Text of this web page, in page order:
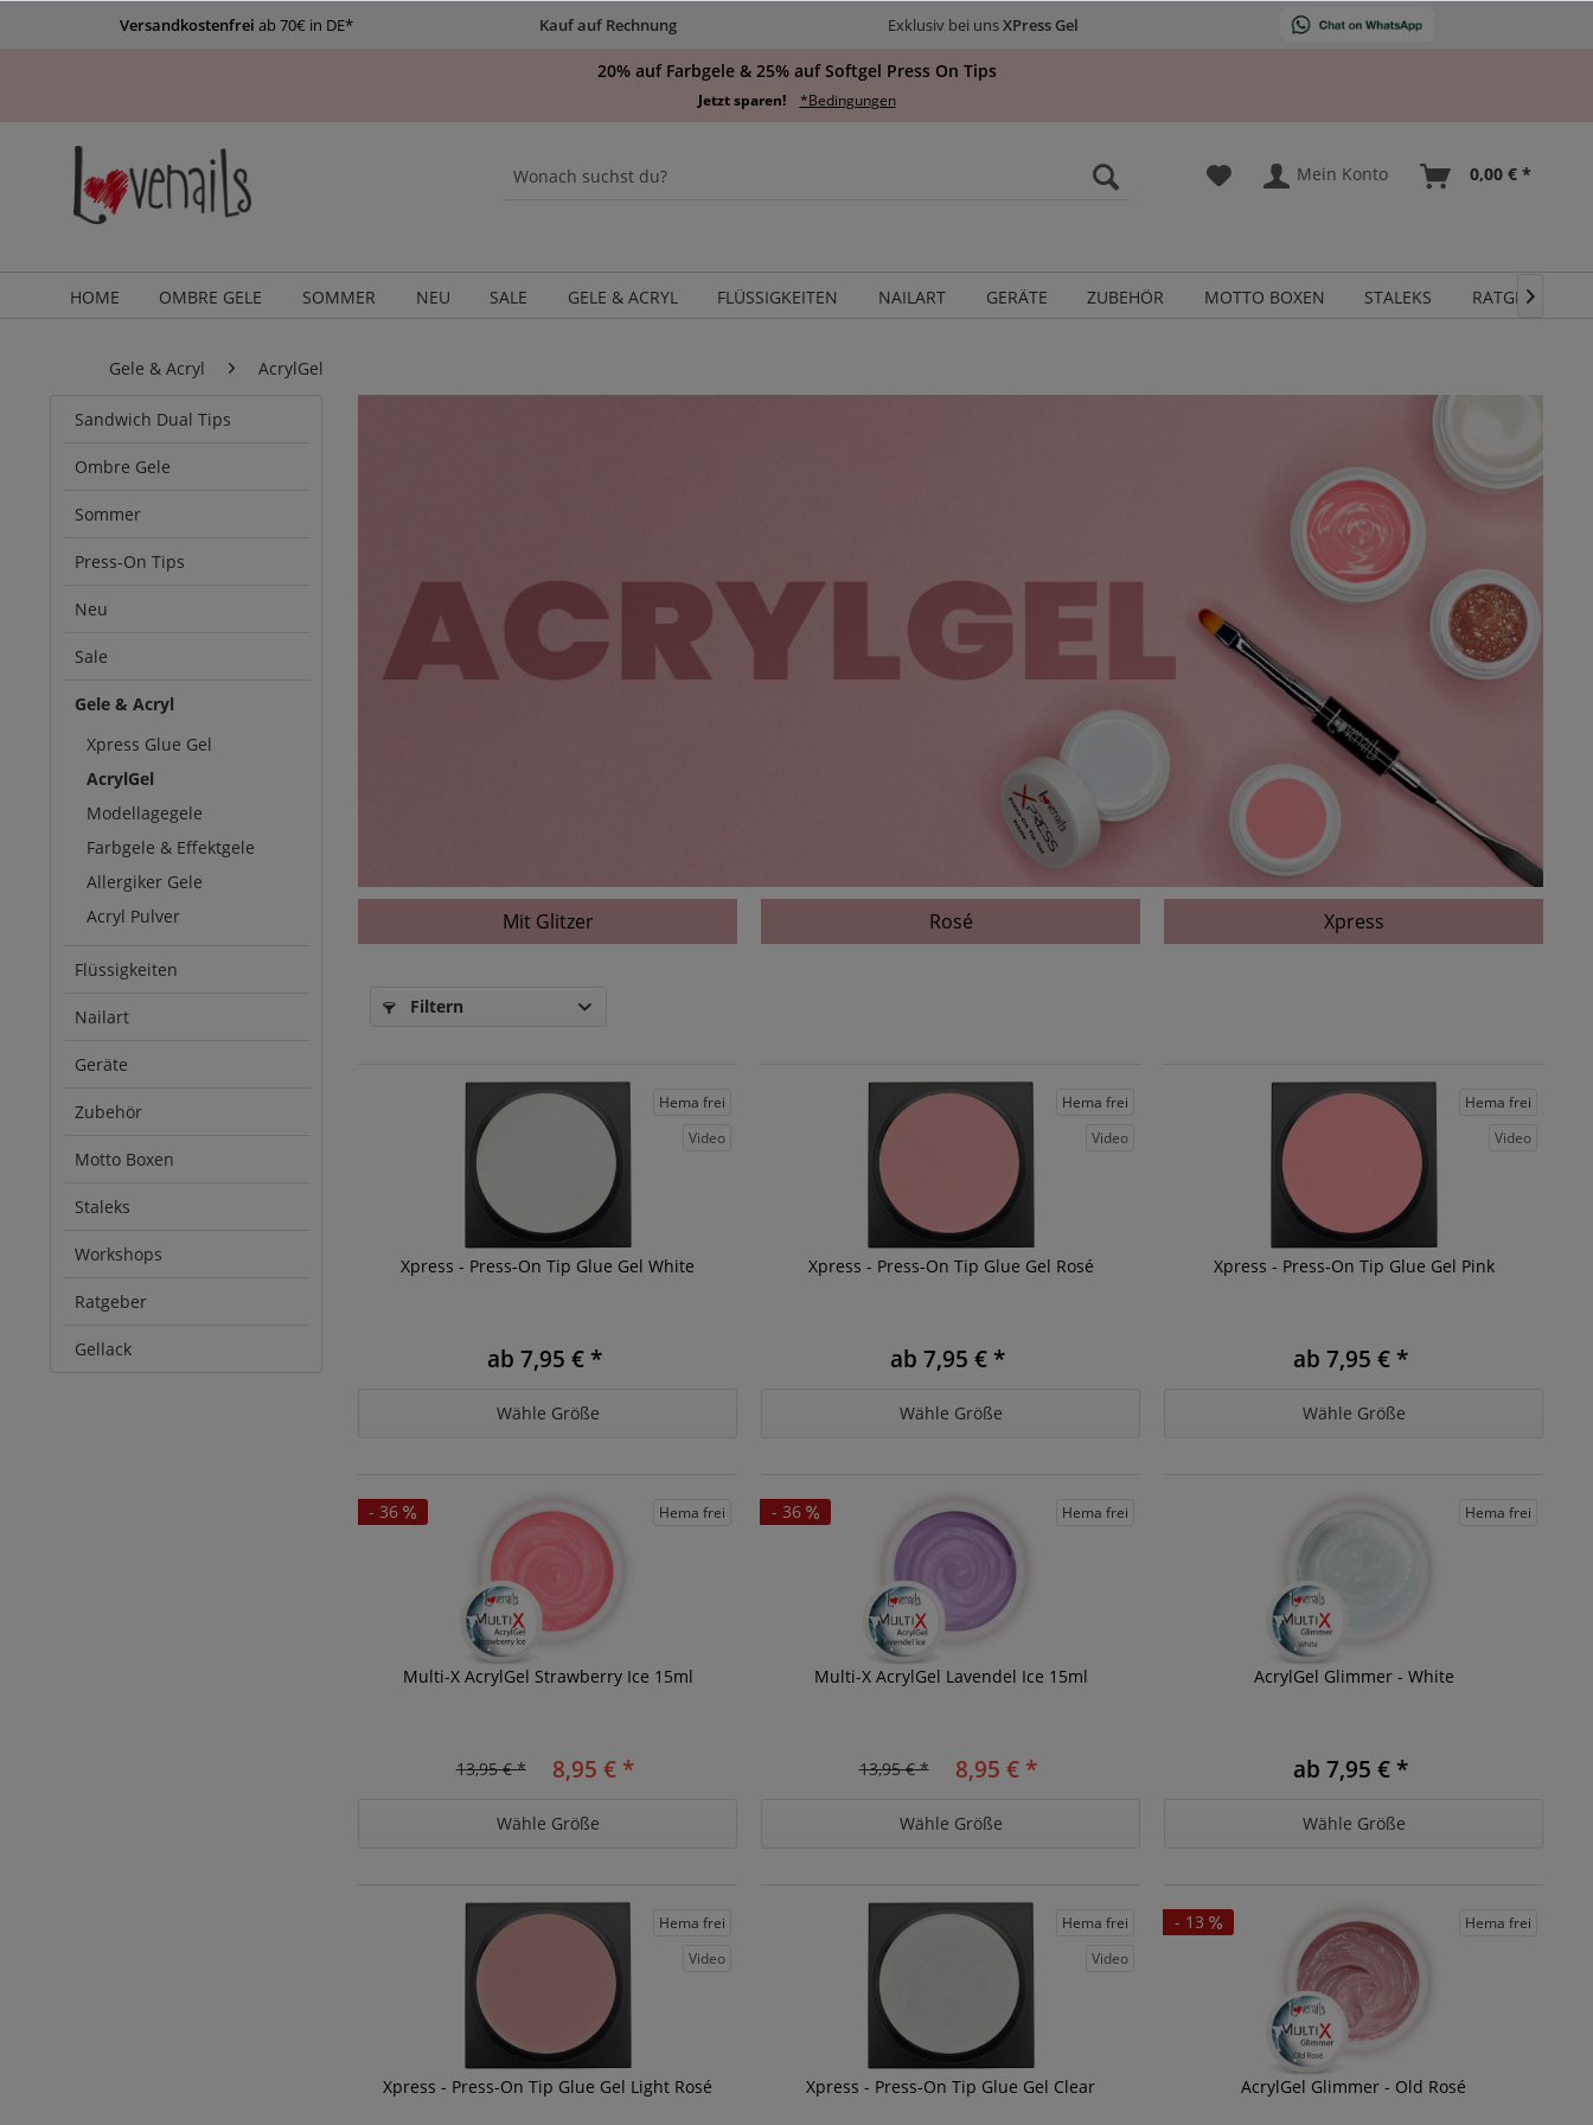
Versandkostenfrei ab 70€ in DE* Kauf auf Rechnung Exklusiv bei unsXPress Gel
20% auf Farbgele & 25% auf Softgel Press On Tips
Jetzt sparen! *Bedingungen
Mein Konto 0,00 € *
HOME OMBRE GELE SOMMER NEU SALE GELE & ACRYL FLÜSSIGKEITEN NAILART GERÄTE ZUBEHÖR MOTTO BOXEN STALEKS RATGEBER

Gele & Acryl AcrylGel
Sandwich Dual Tips
Ombre Gele
Sommer
Press-On Tips
Neu
Sale
Gele & Acryl
Xpress Glue Gel
AcrylGel
Modellagegele
Farbgele & Effektgele
Allergiker Gele
Acryl Pulver
Flüssigkeiten
Nailart
Geräte
Zubehör
Motto Boxen
Staleks
Workshops
Ratgeber
Gellack
Mit Glitzer Rosé Xpress
Filtern
Hema frei
Video
Xpress - Press-On Tip Glue Gel White
ab 7,95 € *
Wähle Größe
Hema frei
Video
Xpress - Press-On Tip Glue Gel Rosé
ab 7,95 € *
Wähle Größe
Hema frei
Video
Xpress - Press-On Tip Glue Gel Pink
ab 7,95 € *
Wähle Größe
- 36 Hema frei
Multi-X AcrylGel Strawberry Ice 15ml
13,95 € * 8,95 € *
Wähle Größe
- 36 Hema frei
Multi-X AcrylGel Lavendel Ice 15ml
13,95 € * 8,95 € *
Wähle Größe
Hema frei
AcrylGel Glimmer - White
ab 7,95 € *
Wähle Größe
Hema frei
Video
Xpress - Press-On Tip Glue Gel Light Rosé
Hema frei
Video
Xpress - Press-On Tip Glue Gel Clear
- 13 Hema frei
AcrylGel Glimmer - Old Rosé